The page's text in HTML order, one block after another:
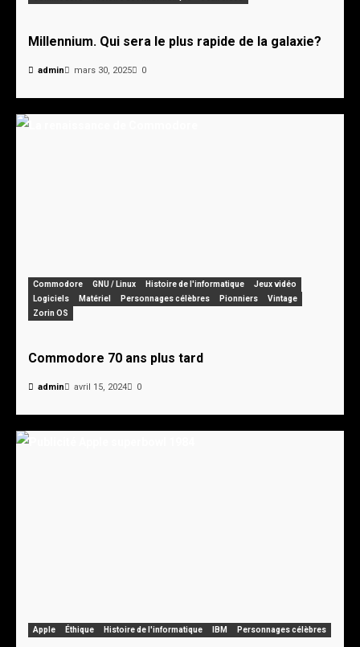
Millennium. Qui sera le plus rapide de la galaxie?
admin mars 30, 2025 0
Commodore GNU / Linux Histoire de l'informatique
Jeux vidéo
Logiciels
Matériel Personnages célèbres Pionniers
Vintage
Zorin OS
Commodore 70 ans plus tard
admin avril 15, 2024 0
Apple Éthique Histoire de l'informatique IBM Personnages célèbres